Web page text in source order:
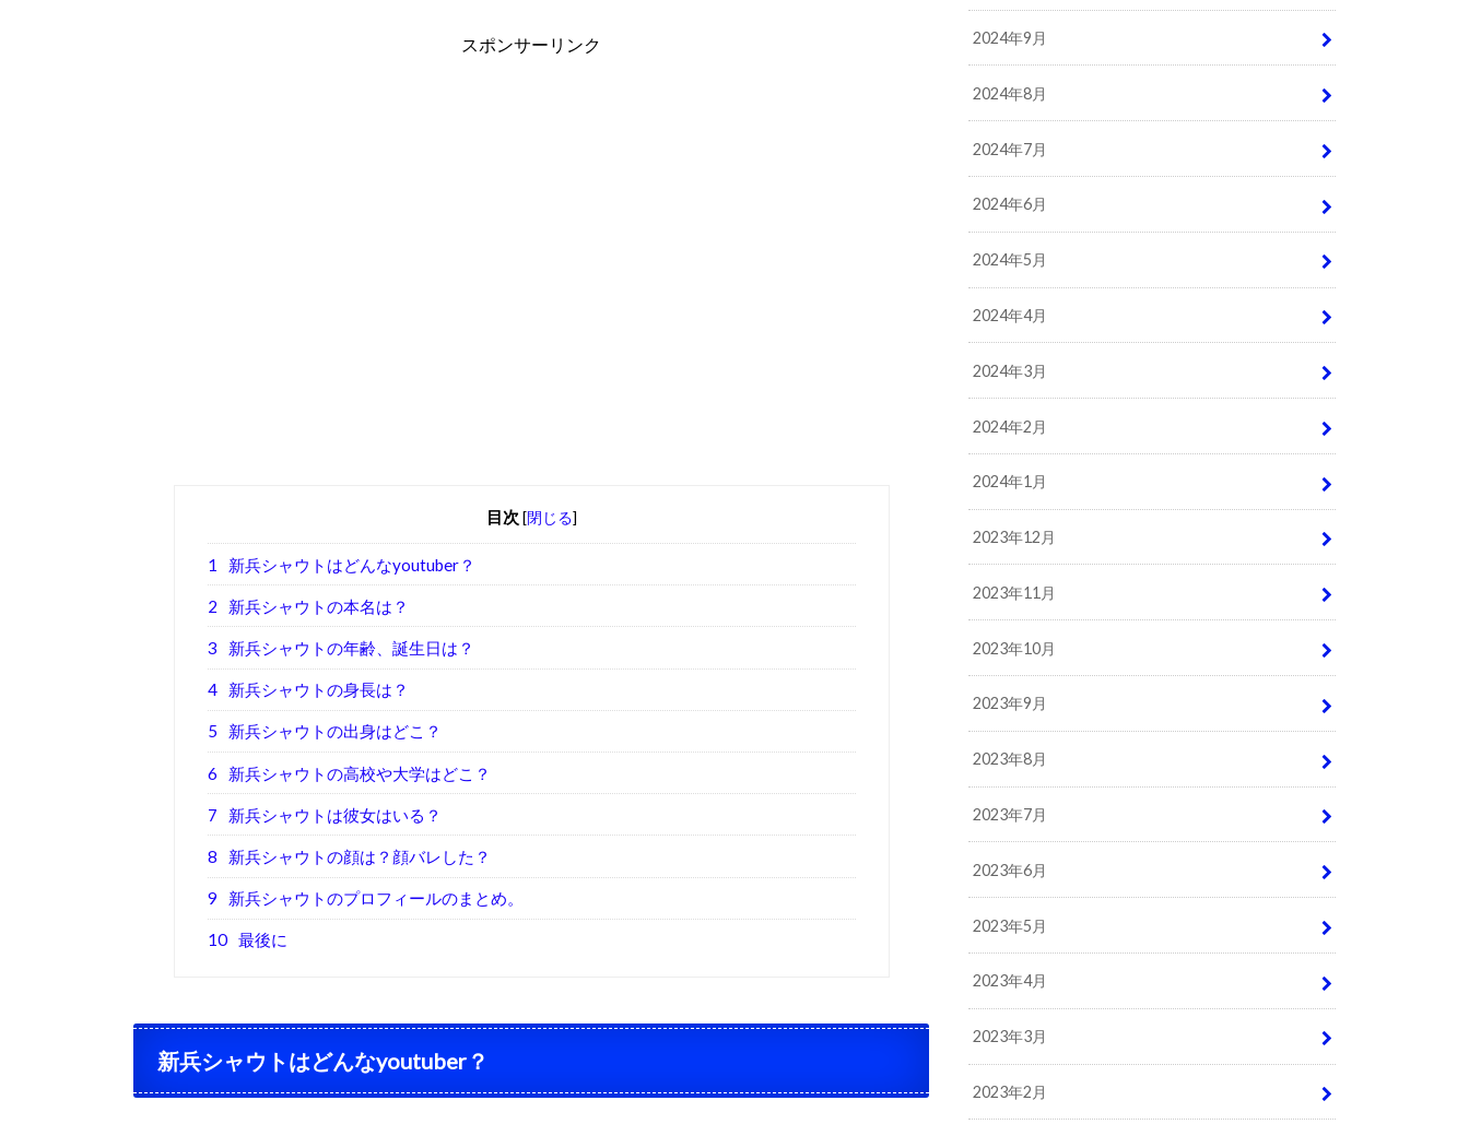
スポンサーリンク
目次 [閉じる]
1 新兵シャウトはどんなyoutuber？
2 新兵シャウトの本名は？
3 新兵シャウトの年齢、誕生日は？
4 新兵シャウトの身長は？
5 新兵シャウトの出身はどこ？
6 新兵シャウトの高校や大学はどこ？
7 新兵シャウトは彼女はいる？
8 新兵シャウトの顔は？顔バレした？
9 新兵シャウトのプロフィールのまとめ。
10 最後に
新兵シャウトはどんなyoutuber？
2024年9月
2024年8月
2024年7月
2024年6月
2024年5月
2024年4月
2024年3月
2024年2月
2024年1月
2023年12月
2023年11月
2023年10月
2023年9月
2023年8月
2023年7月
2023年6月
2023年5月
2023年4月
2023年3月
2023年2月